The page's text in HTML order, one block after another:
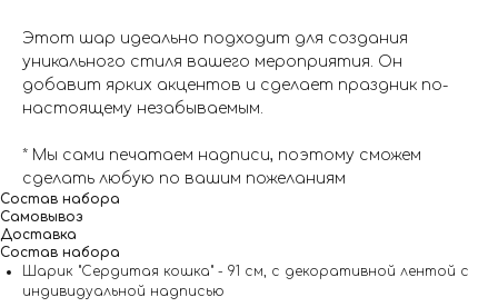
Этот шар идеально подходит для создания
уникального стиля вашего мероприятия. Он
добавит ярких акцентов и сделает праздник по-
настоящему незабываемым.
* Мы сами печатаем надписи, поэтому сможем
сделать любую по вашим пожеланиям
Состав набора
Самовывоз
Доставка
Состав набора
Шарик "Сердитая кошка" - 91 см, с декоративной лентой с
индивидуальной надписью